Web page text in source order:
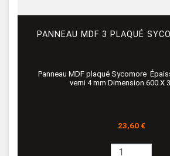
PANNEAU MDF 3 PLAQUÉ
Panneau MDF plaqué Sycomore
verni 4 mm Dimension 600 X
Prix
23,60 €